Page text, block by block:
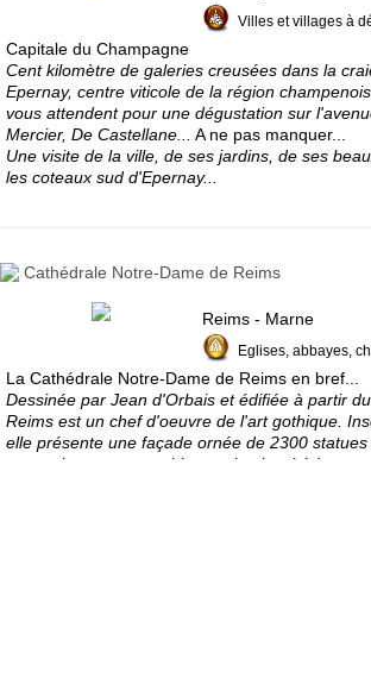
Villes et villages à
Capitale du Champagne
Cent kilomètre de galeries creusées dans la
Epernay, centre viticole de la région
vous attendent pour une dégustation sur
Mercier, De Castellane...
A ne pas manquer...
Une visite de la ville, de ses jardins, de ses
les coteaux sud d'Epernay...
Cathédrale Notre-Dame de Reims
Reims - Marne
Eglises, abbayes,
La Cathédrale Notre-Dame de Reims en bref...
Dessinée par Jean d'Orbais et édifiée à partir
Reims est un chef d'oeuvre de l'art gothique.
elle présente une façade ornée de 2300
proportions remarquables, sa luminosité à